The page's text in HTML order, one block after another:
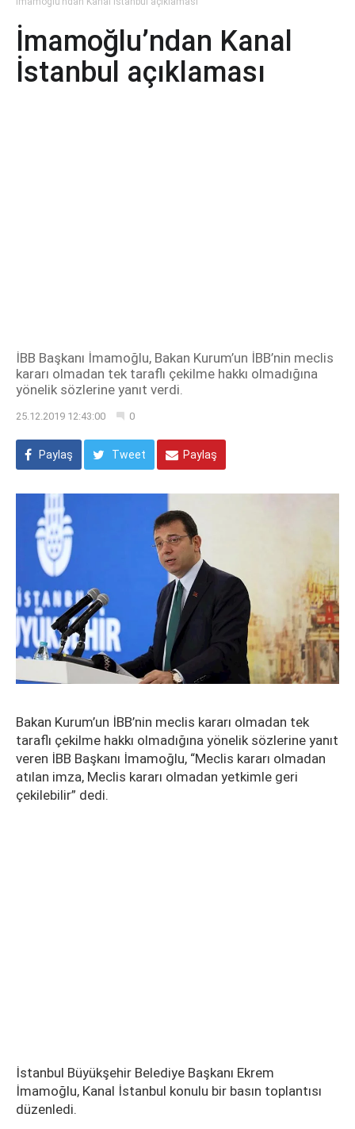
İmamoğlu’ndan Kanal
İstanbul açıklaması
İBB Başkanı İmamoğlu, Bakan Kurum’un İBB’nin meclis
kararı olmadan tek taraflı çekilme hakkı olmadığına
yönelik sözlerine yanıt verdi.
25.12.2019 12:43:00 0
Paylaş Tweet Paylaş
Bakan Kurum’un İBB’nin meclis kararı olmadan tek
taraflı çekilme hakkı olmadığına yönelik sözlerine yanıt
veren İBB Başkanı İmamoğlu, “Meclis kararı olmadan
atılan imza, Meclis kararı olmadan yetkimle geri
çekilebilir” dedi.
İstanbul Büyükşehir Belediye Başkanı Ekrem
İmamoğlu, Kanal İstanbul konulu bir basın toplantısı
düzenledi.